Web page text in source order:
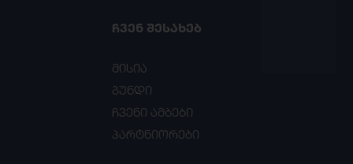
ᲩᲕᲔᲜ ᲨᲔᲡᲐᲮᲔᲑ
მისია
გუნდი
ჩვენი ამბები
პარტნიორები